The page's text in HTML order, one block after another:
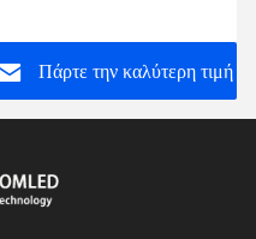
εξασθένισης αισθητήρα
Πάρτε την καλύτερη τιμή